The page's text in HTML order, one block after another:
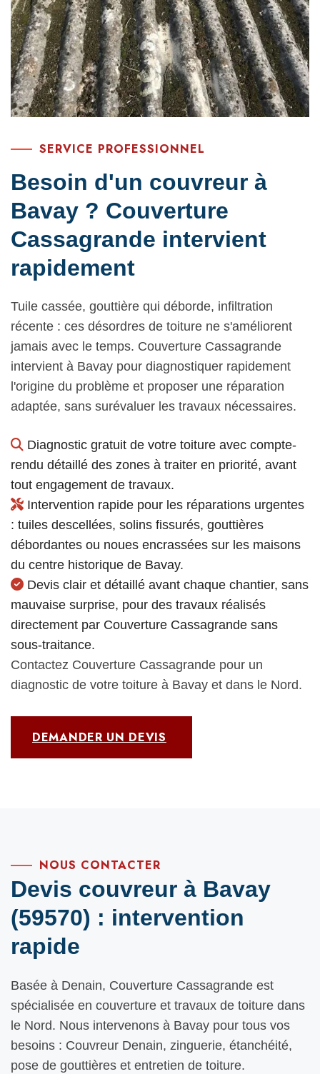
SERVICE PROFESSIONNEL
Besoin d'un couvreur à
Bavay ? Couverture
Cassagrande intervient
rapidement
Tuile cassée, gouttière qui déborde, infiltration
récente : ces désordres de toiture ne s'améliorent
jamais avec le temps. Couverture Cassagrande
intervient à Bavay pour diagnostiquer rapidement
l'origine du problème et proposer une réparation
adaptée, sans surévaluer les travaux nécessaires.
Diagnostic gratuit de votre toiture avec compte-
rendu détaillé des zones à traiter en priorité, avant
tout engagement de travaux.
Intervention rapide pour les réparations urgentes
: tuiles descellées, solins fissurés, gouttières
débordantes ou noues encrassées sur les maisons
du centre historique de Bavay.
Devis clair et détaillé avant chaque chantier, sans
mauvaise surprise, pour des travaux réalisés
directement par Couverture Cassagrande sans
sous-traitance.
Contactez Couverture Cassagrande pour un
diagnostic de votre toiture à Bavay et dans le Nord.
DEMANDER UN DEVIS
NOUS CONTACTER
Devis couvreur à Bavay
(59570) : intervention
rapide
Basée à Denain, Couverture Cassagrande est
spécialisée en couverture et travaux de toiture dans
le Nord. Nous intervenons à Bavay pour tous vos
besoins : Couvreur Denain, zinguerie, étanchéité,
pose de gouttières et entretien de toiture.